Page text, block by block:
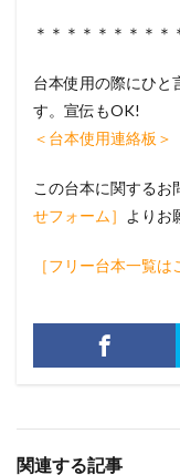
＊＊＊＊＊＊＊＊＊
台本使用の際にひと
す。宣伝もOK!
＜台本使用連絡板＞
この台本に関するお
せフォーム］
よりお
［フリー台本一覧は
関連する記事